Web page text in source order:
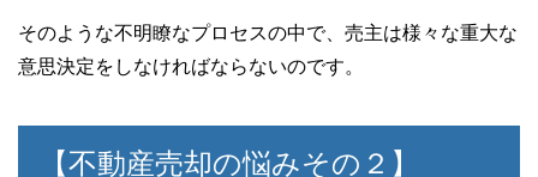
そのような不明瞭なプロセスの中で、売主は様々な重大な
意思決定をしなければならないのです。
【不動産売却の悩みその２】